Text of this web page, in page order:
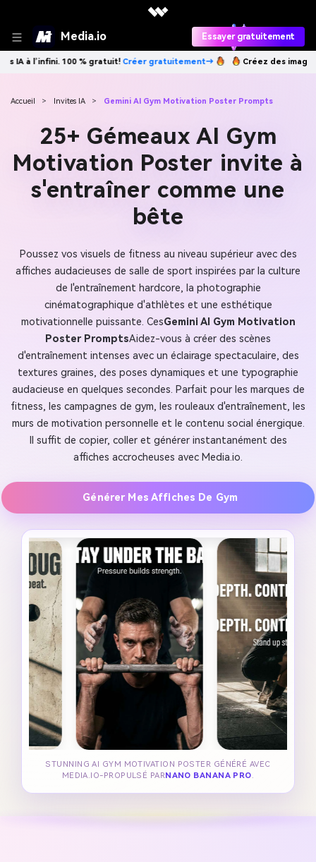
Media.io Essayer gratuitement
gratuitement→ Créez des images IA à l’infini. 100 % gratuit!
Accueil > Invites IA > Gemini AI Gym Motivation Poster Prompts
25+ Gémeaux AI Gym
Motivation Poster invite à
s'entraîner comme une
bête
Poussez vos visuels de fitness au niveau supérieur avec des
affiches audacieuses de salle de sport inspirées par la culture
de l'entraînement hardcore, la photographie
cinématographique d'athlètes et une esthétique
motivationnelle puissante. CesGemini AI Gym Motivation
Poster PromptsAidez-vous à créer des scènes
d'entraînement intenses avec un éclairage spectaculaire, des
textures graines, des poses dynamiques et une typographie
audacieuse en quelques secondes. Parfait pour les marques de
fitness, les campagnes de gym, les rouleaux d'entraînement, les
murs de motivation personnelle et le contenu social énergique.
Il suffit de copier, coller et générer instantanément des
affiches accrocheuses avec Media.io.
Générer Mes Affiches De Gym
STUNNING AI GYM MOTIVATION POSTER GÉNÉRÉ AVEC
MEDIA.IO-PROPULSÉ PARNANO BANANA PRO.